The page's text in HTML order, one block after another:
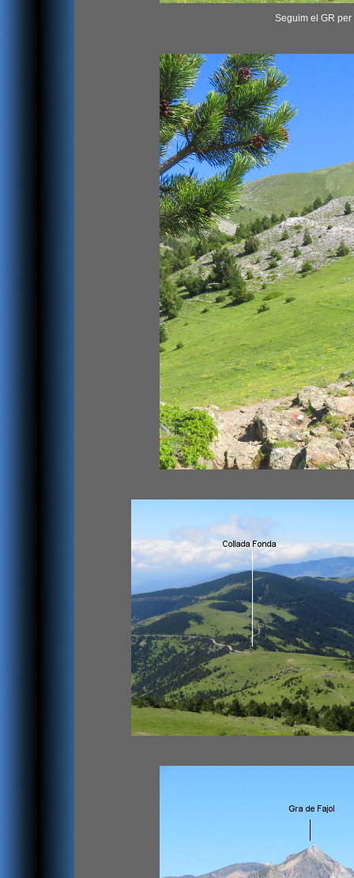
Seguim el GR